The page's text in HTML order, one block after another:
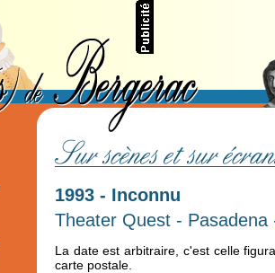
1993 - Inconnu
Theater Quest - Pasadena
La date est arbitraire, c'est celle
carte postale.